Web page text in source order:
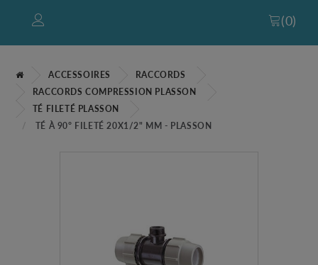
(0)
ACCESSOIRES
RACCORDS
RACCORDS COMPRESSION PLASSON
TÉ FILETÉ PLASSON
TÉ À 90° FILETÉ 20X1/2" MM - PLASSON